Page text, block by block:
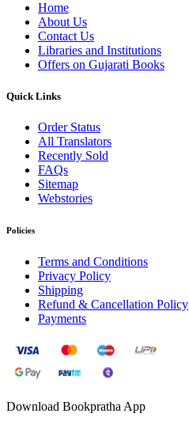
Home
About Us
Contact Us
Libraries and Institutions
Offers on Gujarati Books
Quick Links
Order Status
All Translators
Recently Sold
FAQs
Sitemap
Webstories
Policies
Terms and Conditions
Privacy Policy
Shipping
Refund & Cancellation Policy
Payments
Download Bookpratha App